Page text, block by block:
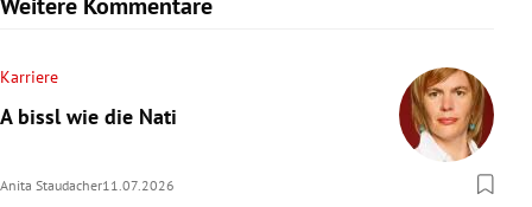
Karriere
A bissl wie die Nati
Anita Staudacher11.07.2026